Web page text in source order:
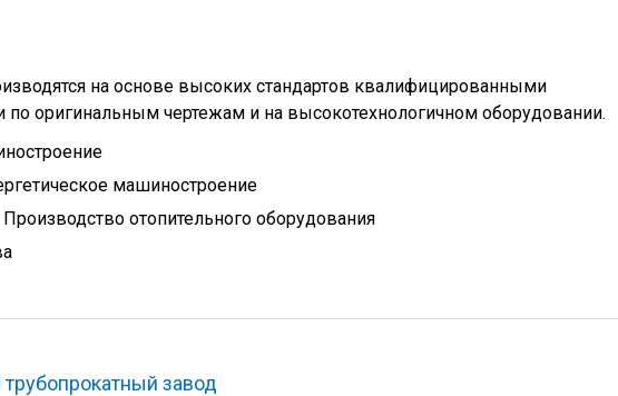
на основе высоких стандартов квалифицированными
по оригинальным чертежам и на высокотехнологичном оборудовании.
машиностроение
Производство отопительного оборудования
завод